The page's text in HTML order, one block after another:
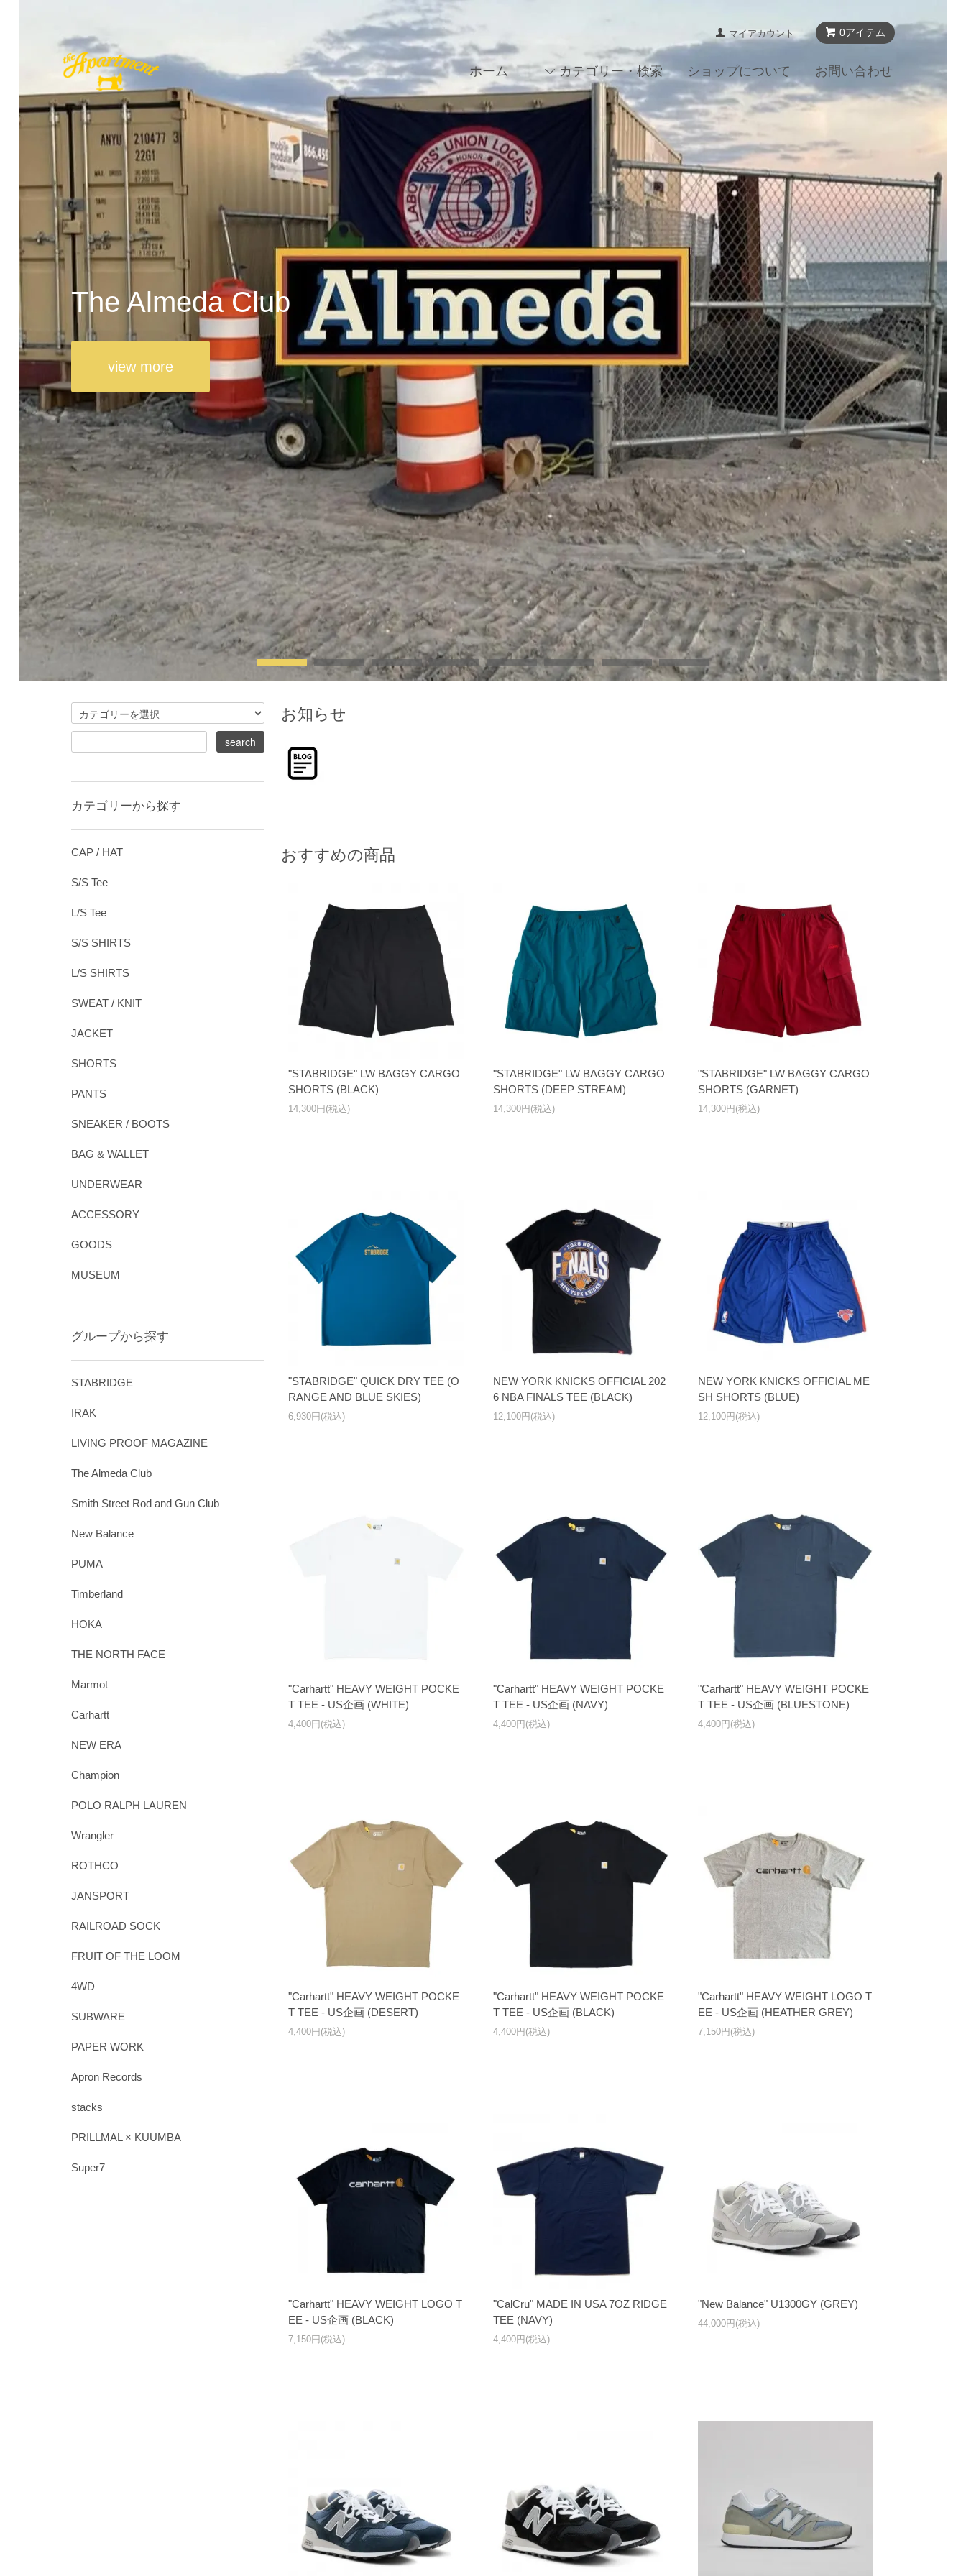
0アイテム
マイアカウント
ホーム カテゴリー・検索 ショップについて お問い合わせ
Bass Pro Shops
view more
お知らせ
おすすめの商品
"STABRIDGE" LW BAGGY CARGO
SHORTS (BLACK)
14,300円(税込)
"STABRIDGE" LW BAGGY CARGO
SHORTS (DEEP STREAM)
14,300円(税込)
"STABRIDGE" LW BAGGY CARGO
SHORTS (GARNET)
14,300円(税込)
"STABRIDGE" QUICK DRY TEE (O
RANGE AND BLUE SKIES)
6,930円(税込)
NEW YORK KNICKS OFFICIAL 202
6 NBA FINALS TEE (BLACK)
12,100円(税込)
NEW YORK KNICKS OFFICIAL ME
SH SHORTS (BLUE)
12,100円(税込)
"Carhartt" HEAVY WEIGHT POCKE
T TEE - US企画 (WHITE)
4,400円(税込)
"Carhartt" HEAVY WEIGHT POCKE
T TEE - US企画 (NAVY)
4,400円(税込)
"Carhartt" HEAVY WEIGHT POCKE
T TEE - US企画 (BLUESTONE)
4,400円(税込)
"Carhartt" HEAVY WEIGHT POCKE
T TEE - US企画 (DESERT)
4,400円(税込)
"Carhartt" HEAVY WEIGHT POCKE
T TEE - US企画 (BLACK)
4,400円(税込)
"Carhartt" HEAVY WEIGHT LOGO T
EE - US企画 (HEATHER GREY)
7,150円(税込)
"Carhartt" HEAVY WEIGHT LOGO T
EE - US企画 (BLACK)
7,150円(税込)
"CalCru" MADE IN USA 7OZ RIDGE
TEE (NAVY)
4,400円(税込)
"New Balance" U1300GY (GREY)
44,000円(税込)
カテゴリーから探す
CAP / HAT
S/S Tee
L/S Tee
S/S SHIRTS
L/S SHIRTS
SWEAT / KNIT
JACKET
SHORTS
PANTS
SNEAKER / BOOTS
BAG & WALLET
UNDERWEAR
ACCESSORY
GOODS
MUSEUM
グループから探す
STABRIDGE
IRAK
LIVING PROOF MAGAZINE
The Almeda Club
Smith Street Rod and Gun Club
New Balance
PUMA
Timberland
HOKA
THE NORTH FACE
Marmot
Carhartt
NEW ERA
Champion
POLO RALPH LAUREN
Wrangler
ROTHCO
JANSPORT
RAILROAD SOCK
FRUIT OF THE LOOM
4WD
SUBWARE
PAPER WORK
Apron Records
stacks
PRILLMAL × KUUMBA
Super7